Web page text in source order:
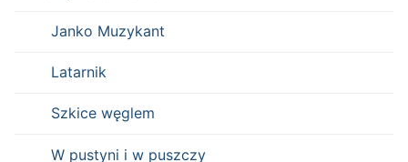
Janko Muzykant
Latarnik
Szkice węglem
W pustyni i w puszczy